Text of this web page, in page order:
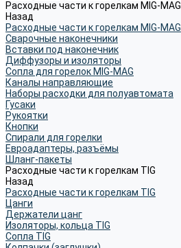
Расходные части к горелкам MIG-MAG
Назад
Расходные части к горелкам MIG-MAG
Сварочные наконечники
Вставки под наконечник
Диффузоры и изоляторы
Сопла для горелок MIG-MAG
Каналы направляющие
Наборы расходки для полуавтомата
Гусаки
Рукоятки
Кнопки
Спирали для горелки
Евроадаптеры, разъёмы
Шланг-пакеты
Расходные части к горелкам TIG
Назад
Расходные части к горелкам TIG
Цанги
Держатели цанг
Изоляторы, кольца TIG
Сопла TIG